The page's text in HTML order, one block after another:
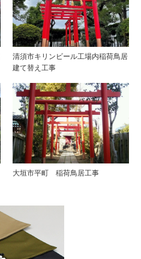
清須市キリンビール工場内稲荷鳥居
建て替え工事
大垣市平町 稲荷鳥居工事